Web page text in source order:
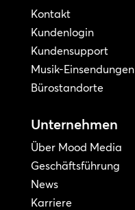
Kontakt
Kundenlogin
Kundensupport
Musik-Einsendungen
Bürostandorte
Unternehmen
Über Mood Media
Geschäftsführung
News
Karriere